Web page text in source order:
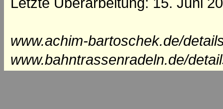
www.achim-bartoschek.de/
www.bahntrassenradeln.de/